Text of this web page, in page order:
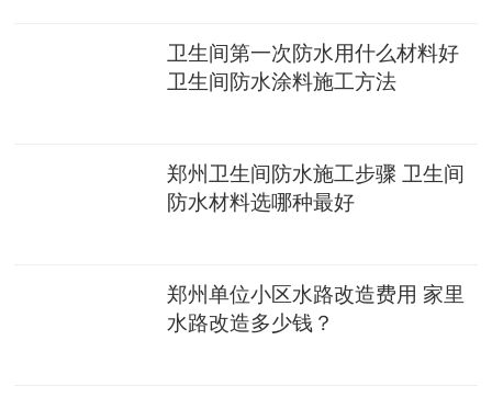
卫生间第一次防水用什么材料好
卫生间防水涂料施工方法
郑州卫生间防水施工步骤 卫生间
防水材料选哪种最好
郑州单位小区水路改造费用 家里
水路改造多少钱？